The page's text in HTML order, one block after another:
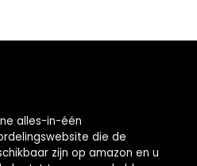
alles-in-één
die de
zijn op amazon en u